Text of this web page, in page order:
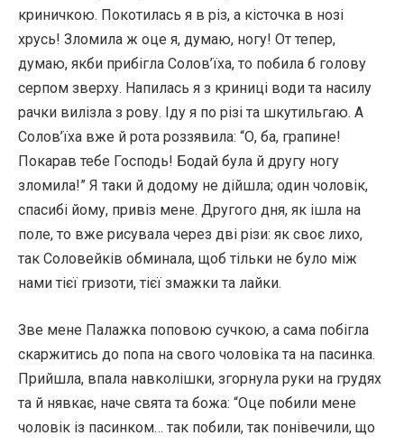
криничкою. Покотилась я в різ, а кісточка в нозі
хрусь! Зломила ж оце я, думаю, ногу! От тепер,
думаю, якби прибігла Солов’їха, то побила б голову
серпом зверху. Напилась я з криниці води та насилу
рачки вилізла з рову. Іду я по різі та шкутильгаю. А
Солов’їха вже й рота роззявила: “О, ба, грапине!
Покарав тебе Господь! Бодай була й другу ногу
зломила!” Я таки й додому не дійшла; один чоловік,
спасибі йому, привіз мене. Другого дня, як ішла на
поле, то вже рисувала через дві різи: як своє лихо,
так Соловейків обминала, щоб тільки не було між
нами тієї гризоти, тієї змажки та лайки.
Зве мене Палажка поповою сучкою, а сама побігла
скаржитись до попа на свого чоловіка та на пасинка.
Прийшла, впала навколішки, згорнула руки на грудях
та й нявкає, наче свята та божа: “Оце побили мене
чоловік із пасинком… так побили, так понівечили, що